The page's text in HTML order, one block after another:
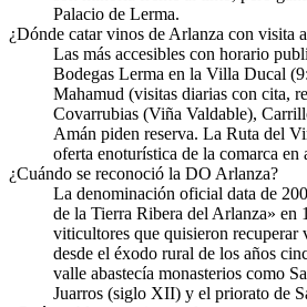
Palacio de Lerma.
¿Dónde catar vinos de Arlanza con visita
Las más accesibles con horario
Bodegas Lerma en la Villa Ducal
Mahamud (visitas diarias con cita,
Covarrubias (Viña Valdable),
Amán piden reserva. La Ruta del
oferta enoturística de la comarca en
¿Cuándo se reconoció la DO Arlanza?
La denominación oficial data de
de la Tierra Ribera del Arlanza» en
viticultores que quisieron recuperar
desde el éxodo rural de los años
valle abastecía monasterios como
Juarros (siglo XII) y el priorato de